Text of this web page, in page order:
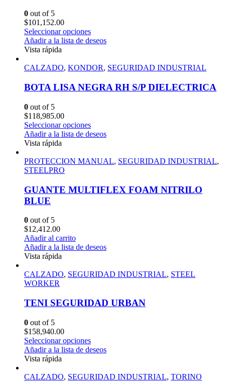
0 out of 5
$101,152.00
Seleccionar opciones
Añadir a la lista de deseos
Vista rápida
CALZADO, KONDOR, SEGURIDAD INDUSTRIAL
BOTA LISA NEGRA RH S/P DIELECTRICA
0 out of 5
$118,985.00
Seleccionar opciones
Añadir a la lista de deseos
Vista rápida
PROTECCION MANUAL, SEGURIDAD INDUSTRIAL,
STEELPRO
GUANTE MULTIFLEX FOAM NITRILO
BLUE
0 out of 5
$12,412.00
Añadir al carrito
Añadir a la lista de deseos
Vista rápida
CALZADO, SEGURIDAD INDUSTRIAL, STEEL
WORKER
TENI SEGURIDAD URBAN
0 out of 5
$158,940.00
Seleccionar opciones
Añadir a la lista de deseos
Vista rápida
CALZADO, SEGURIDAD INDUSTRIAL, TORINO